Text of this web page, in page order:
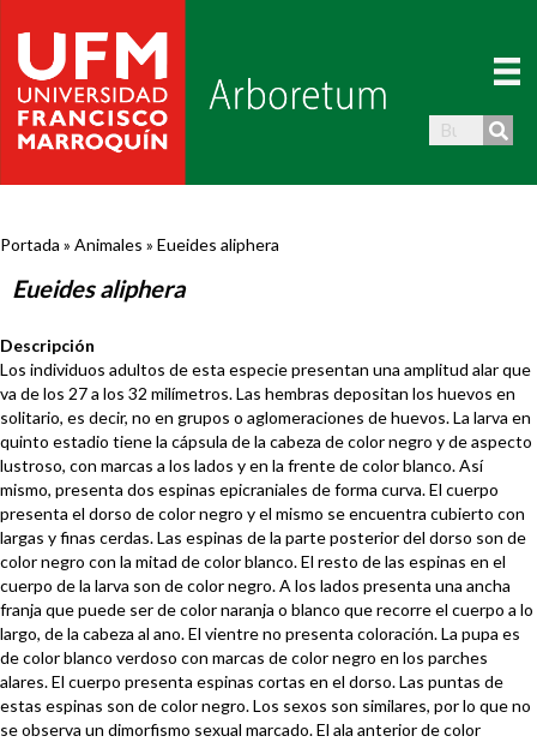
Portada » Animales » Eueides aliphera
Eueides aliphera
Descripción
Los individuos adultos de esta especie presentan una amplitud alar que
va de los 27 a los 32 milímetros. Las hembras depositan los huevos en
solitario, es decir, no en grupos o aglomeraciones de huevos. La larva en
quinto estadio tiene la cápsula de la cabeza de color negro y de aspecto
lustroso, con marcas a los lados y en la frente de color blanco. Así
mismo, presenta dos espinas epicraniales de forma curva. El cuerpo
presenta el dorso de color negro y el mismo se encuentra cubierto con
largas y finas cerdas. Las espinas de la parte posterior del dorso son de
color negro con la mitad de color blanco. El resto de las espinas en el
cuerpo de la larva son de color negro. A los lados presenta una ancha
franja que puede ser de color naranja o blanco que recorre el cuerpo a lo
largo, de la cabeza al ano. El vientre no presenta coloración. La pupa es
de color blanco verdoso con marcas de color negro en los parches
alares. El cuerpo presenta espinas cortas en el dorso. Las puntas de
estas espinas son de color negro. Los sexos son similares, por lo que no
se observa un dimorfismo sexual marcado. El ala anterior de color